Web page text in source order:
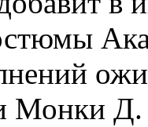
Монки Д.